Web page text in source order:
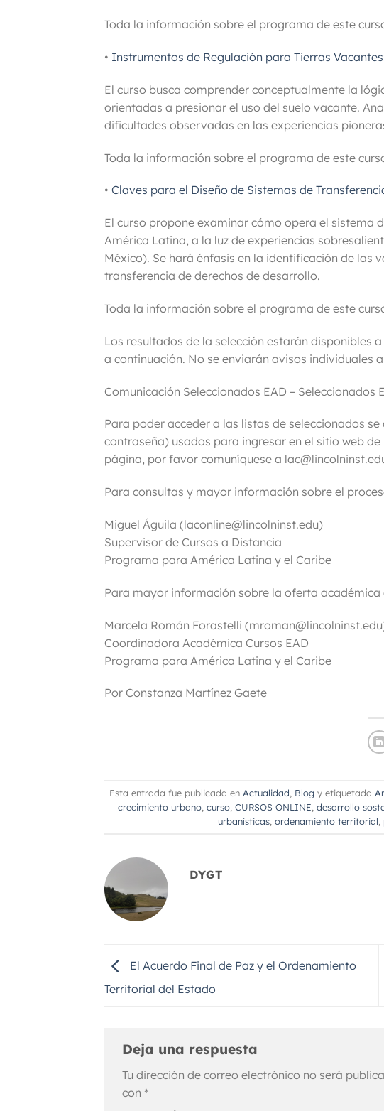
Toda la información sobre el programa de este
• Instrumentos de Regulación para Tierras
El curso busca comprender conceptualmente la
orientadas a presionar el uso del suelo vacante.
dificultades observadas en las experiencias
Toda la información sobre el programa de este
• Claves para el Diseño de Sistemas de
El curso propone examinar cómo opera el sistema
América Latina, a la luz de experiencias
México). Se hará énfasis en la identificación de las
transferencia de derechos de desarrollo.
Toda la información sobre el programa de este
Los resultados de la selección estarán disponibles
a continuación. No se enviarán avisos individuales
Comunicación Seleccionados EAD – Seleccionados
Para poder acceder a las listas de seleccionados
contraseña) usados para ingresar en el sitio web
página, por favor comuníquese a
Para consultas y mayor información sobre el
Miguel Águila (laconline@lincolninst.edu)
Supervisor de Cursos a Distancia
Programa para América Latina y el Caribe
Para mayor información sobre la oferta
Marcela Román Forastelli
Coordinadora Académica Cursos EAD
Programa para América Latina y el Caribe
Por Constanza Martínez Gaete
Esta entrada fue publicada enActualidad Blog y etiquetada
crecimiento urbano, curso, CURSOS ONLINE desarrollo
urbanísticas ,ordenamiento territorial
DYGT
El Acuerdo Final de Paz y el Ordenamiento
Territorial del Estado
Deja una respuesta
Tu dirección de correo electrónico no será
con *